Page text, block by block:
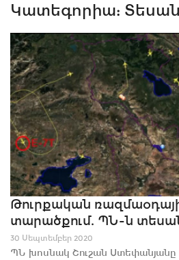
Կատեգորիա:
Թուրքական
տարածքում. ՊՆ-ն
30 Սեպտեմբեր 2020
ՊՆ խոսնակ Շուշան Ստեփանյանը